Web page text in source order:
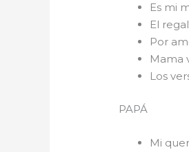
Es mi
El
Por
Mama
Los
PAPÁ
Mi